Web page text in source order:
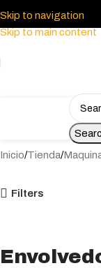
Skip to navigation
Skip to main content
Inicio Tienda
Filters